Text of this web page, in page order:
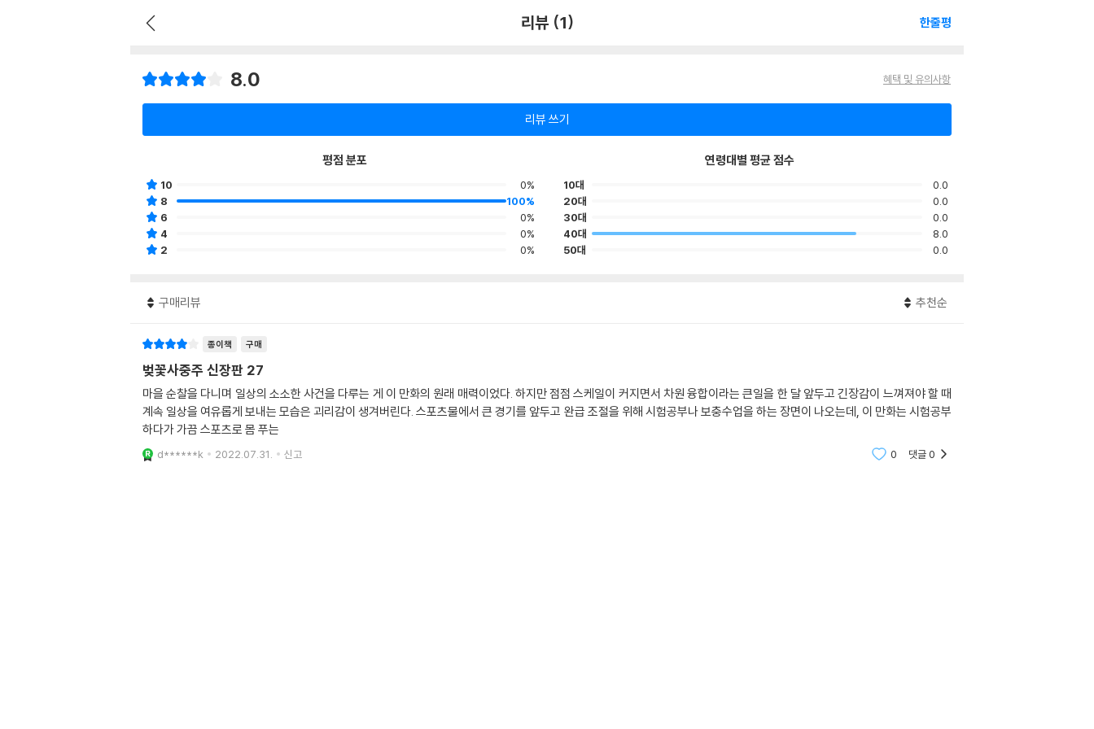
리뷰 (1) 한줄평
8.0 혜택 및 유의사항
리뷰 쓰기
평점 분포
10
0%
8
100%
6
0%
4
0%
2
0%
연령대별 평균 점수
10대
0.0
20대
0.0
30대
0.0
40대
8.0
50대
0.0
구매리뷰 추천순
종이책 구매
벚꽃사중주 신장판 27
마을 순찰을 다니며 일상의 소소한 사건을 다루는 게 이 만화의 원래 매력이었다. 하지만 점점 스케일이 커지면서 차원 융합이라는 큰일을 한 달 앞두고 긴장감이 느껴져야 할 때
계속 일상을 여유롭게 보내는 모습은 괴리감이 생겨버린다. 스포츠물에서 큰 경기를 앞두고 완급 조절을 위해 시험공부나 보충수업을 하는 장면이 나오는데, 이 만화는 시험공부
하다가 가끔 스포츠로 몸 푸는
d******k 2022.07.31. 신고 0 댓글0